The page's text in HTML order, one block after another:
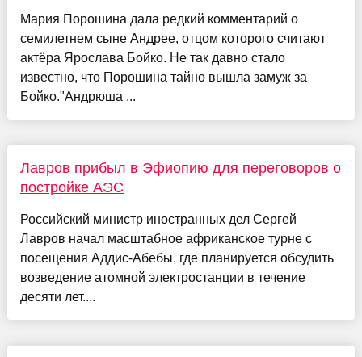
Мария Порошина дала редкий комментарий о
семилетнем сыне Андрее, отцом которого считают
актёра Ярослава Бойко. Не так давно стало
известно, что Порошина тайно вышла замуж за
Бойко."Андрюша ...
Лавров прибыл в Эфиопию для переговоров о
постройке АЭС
Российский министр иностранных дел Сергей
Лавров начал масштабное африканское турне с
посещения Аддис-Абебы, где планируется обсудить
возведение атомной электростанции в течение
десяти лет....